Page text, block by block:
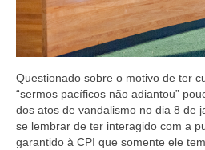
Questionado sobre o motivo de ter
“sermos pacíficos não adiantou”
dos atos de vandalismo no dia 8 de
se lembrar de ter interagido com a
garantido à CPI que somente ele